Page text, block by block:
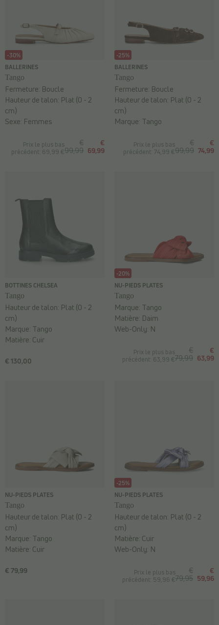
-30%
BALLERINES
Tango
Prix le plus bas
précédent: 69,99 €
€
99,99
€
69,99
Fermeture: Boucle
Hauteur de talon: Plat (0 - 2
cm)
Sexe: Femmes
-25%
BALLERINES
Tango
Prix le plus bas
précédent: 74,99 €
€
99,99
€
74,99
Fermeture: Boucle
Hauteur de talon: Plat (0 - 2
cm)
Marque: Tango
BOTTINES CHELSEA
Tango
€ 130,00
Hauteur de talon: Plat (0 - 2
cm)
Marque: Tango
Matière: Cuir
-20%
NU-PIEDS PLATES
Tango
Prix le plus bas
précédent: 63,99 €
€
79,99
€
63,99
Marque: Tango
Matière: Daim
Web-Only: N
NU-PIEDS PLATES
Tango
€ 79,99
Hauteur de talon: Plat (0 - 2
cm)
Marque: Tango
Matière: Cuir
-25%
NU-PIEDS PLATES
Tango
Prix le plus bas
précédent: 59,96 €
€
79,95
€
59,96
Hauteur de talon: Plat (0 - 2
cm)
Matière: Cuir
Web-Only: N